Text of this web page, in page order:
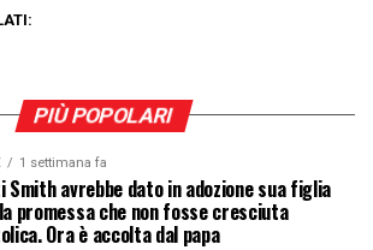
PIÙ POPOLARI
1 settimana fa
Smith avrebbe dato in adozione sua figlia
promessa che non fosse cresciuta
Ora è accolta dal papa